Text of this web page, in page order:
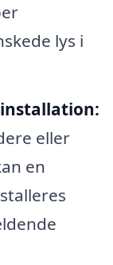
lys i
eller
en